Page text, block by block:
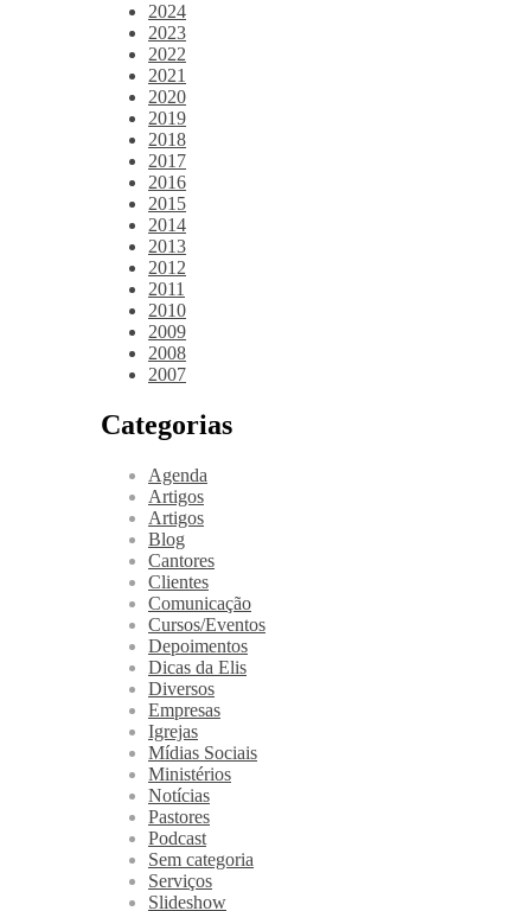
2024
2023
2022
2021
2020
2019
2018
2017
2016
2015
2014
2013
2012
2011
2010
2009
2008
2007
Categorias
Agenda
Artigos
Artigos
Blog
Cantores
Clientes
Comunicação
Cursos/Eventos
Depoimentos
Dicas da Elis
Diversos
Empresas
Igrejas
Mídias Sociais
Ministérios
Notícias
Pastores
Podcast
Sem categoria
Serviços
Slideshow